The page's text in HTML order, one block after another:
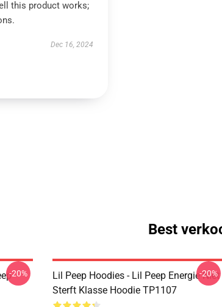
this product works;
Dec 16, 2024
Best
-20%
Lil Peep Hoodies - Lil Peep Energie Niet
Sterft Klasse Hoodie TP1107
-20%